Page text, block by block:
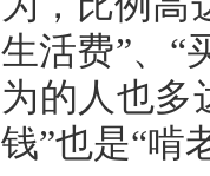
生活费”、“
为的人也多
钱”也是“啃